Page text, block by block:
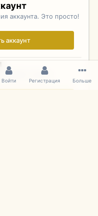
аккаунта. Это просто!
аккаунт
Войдите здесь.
Войти Регистрация Больше